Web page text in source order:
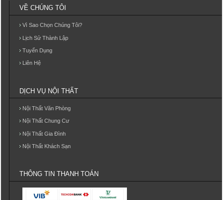
VỀ CHÚNG TÔI
Vì Sao Chọn Chúng Tôi?
Lịch Sử Thành Lập
Tuyển Dụng
Liên Hệ
DỊCH VỤ NỘI THẤT
Nội Thất Văn Phòng
Nội Thất Chung Cư
Nội Thất Gia Đình
Nội Thất Khách Sạn
THÔNG TIN THANH TOÁN